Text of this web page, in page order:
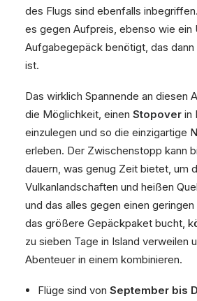
des Flugs sind ebenfalls
es gegen Aufpreis, ebenso wie ein
Aufgabegepäck benötigt, das dann
ist.
Das wirklich Spannende an diesen
die Möglichkeit, einen Stopover in
einzulegen und so die einzigartige
erleben. Der Zwischenstopp kann
dauern, was genug Zeit bietet, um
Vulkanlandschaften und heißen
und das alles gegen einen
das größere Gepäckpaket bucht,
zu sieben Tage in Island verweilen
Abenteuer in einem kombinieren.
Flüge sind von September bis